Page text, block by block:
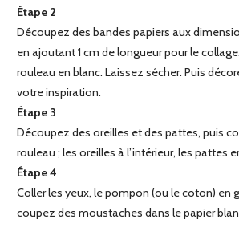
Étape 2
Découpez des bandes papiers aux
en ajoutant 1 cm de longueur pour le
rouleau en blanc. Laissez sécher. Puis
votre inspiration.
Étape 3
Découpez des oreilles et des pattes, puis
rouleau ; les oreilles à l’intérieur, les pattes
Étape 4
Coller les yeux, le pompon (ou le coton) en
coupez des moustaches dans le papier